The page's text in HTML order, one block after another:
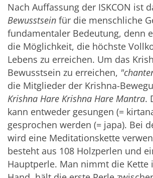
Nach Auffassung der ISKCON ist
Bewusstsein für die menschliche
fundamentaler Bedeutung, denn
die Möglichkeit, die höchste
Lebens zu erreichen. Um das
Bewusstsein zu erreichen,
die Mitglieder der Krishna-
Krishna Hare Krishna Hare Mantra.
kann entweder gesungen (=
gesprochen werden (= japa). Bei
wird eine Meditationskette
besteht aus 108 Holzperlen und
Hauptperle. Man nimmt die Kette